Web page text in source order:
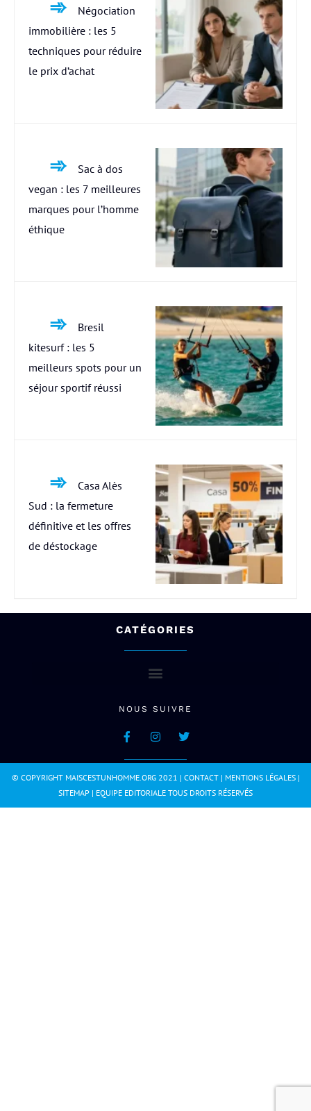
Négociation
immobilière : les 5
techniques pour réduire
le prix d’achat
Sac à dos
vegan : les 7 meilleures
marques pour l’homme
éthique
Bresil
kitesurf : les 5
meilleurs spots pour un
séjour sportif réussi
Casa Alès
Sud : la fermeture
définitive et les offres
de déstockage
CATÉGORIES
NOUS SUIVRE
© COPYRIGHT MAISCESTUNHOMME.ORG 2021 | CONTACT| MENTIONS LÉGALES|
SITEMAP | EQUIPE EDITORIALE TOUS DROITS RÉSERVÉS